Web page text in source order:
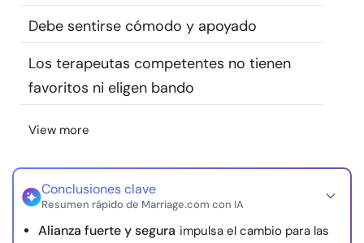
Encuentra un terapeuta
Idioma
Sobre nosotros
© Copyright 2026. Todos los derechos reservados.
Debe sentirse cómodo y apoyado
Los terapeutas competentes no tienen
favoritos ni eligen bando
View more
Conclusiones clave
Resumen rápido de Marriage.com con IA
Alianza fuerte y segura impulsa el cambio para las